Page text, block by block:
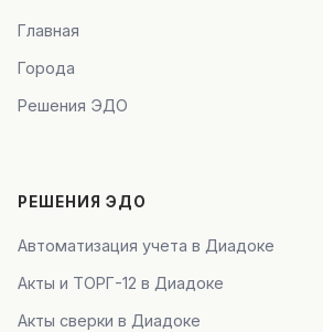
Главная
Города
Решения ЭДО
РЕШЕНИЯ ЭДО
Автоматизация учета в Диадоке
Акты и ТОРГ-12 в Диадоке
Акты сверки в Диадоке